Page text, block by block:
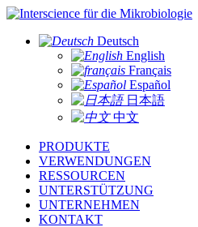
für die Mikrobiologie
Deutsch
English
Français
Español
日本語
中文
PRODUKTE
VERWENDUNGEN
RESSOURCEN
UNTERSTÜTZUNG
UNTERNEHMEN
KONTAKT